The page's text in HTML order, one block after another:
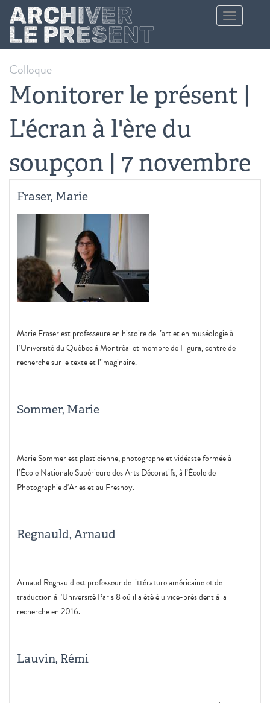
Aller au contenu principal
Toggle
navigation
Colloque
Monitorer le présent |
L'écran à l'ère du
soupçon | 7 novembre
Fraser, Marie
Marie Fraser est professeure en histoire de l’art et en muséologie à
l’Université du Québec à Montréal et membre de Figura, centre de
recherche sur le texte et l’imaginaire.
Sommer, Marie
Marie Sommer est plasticienne, photographe et vidéaste formée à
l’École Nationale Supérieure des Arts Décoratifs, à l’École de
Photographie d'Arles et au Fresnoy.
Regnauld, Arnaud
Arnaud Regnauld est professeur de littérature américaine et de
traduction à l'Université Paris 8 où il a été élu vice-président à la
recherche en 2016.
Lauvin, Rémi